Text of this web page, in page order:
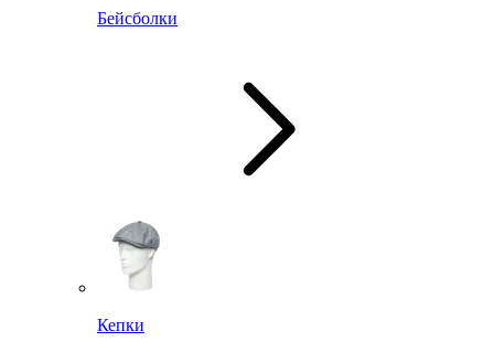
Бейсболки
Кепки